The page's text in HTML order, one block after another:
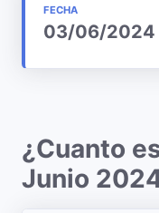
FECHA
03/06/2024
¿Cuanto
Junio